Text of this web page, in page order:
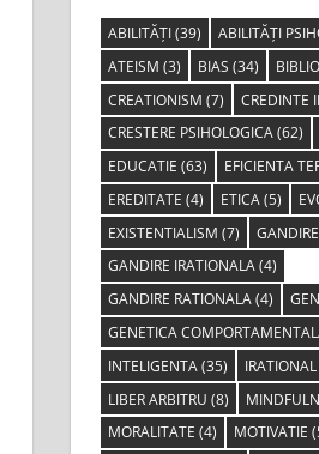
ABILITĂȚI(39) ABILITĂȚI
ATEISM (3) BIAS (34)
CREATIONISM (7) CREDINTE
CRESTERE PSIHOLOGICA(62)
EDUCATIE (63) EFICIENTA
EREDITATE (4) ETICA(5)
EXISTENTIALISM (7)
GANDIRE IRATIONALA(4)
GANDIRE RATIONALA(4)
GENETICA
INTELIGENTA(35) IRATIONAL
LIBER ARBITRU (8)
MORALITATE (4) MOTIVATIE